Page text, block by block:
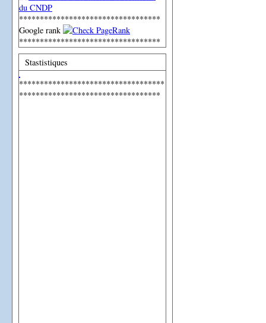
**********************************
Google rank
**********************************
Stastistiques
***********************************
**********************************